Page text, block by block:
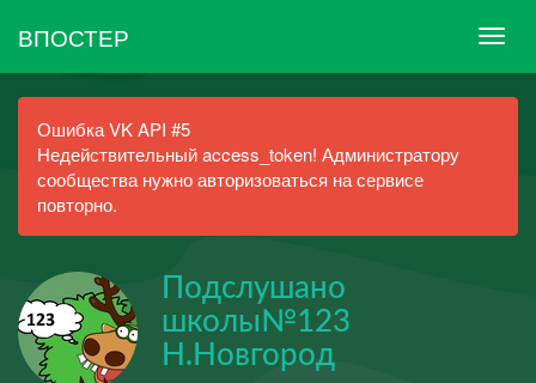
ВПОСТЕР
Ошибка VK API #5
Недействительный access_token! Администратору
сообщества нужно авторизоваться на сервисе
повторно.
Подслушано
школы№123
Н.Новгород